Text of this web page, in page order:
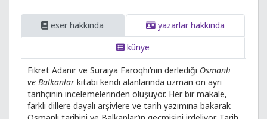
eser hakkında
yazarlar hakkında
künye
Fikret Adanır ve Suraiya Faroqhi’nin derlediği Osmanlı
ve Balkanlar kitabı kendi alanlarında uzman on ayrı
tarihçinin incelemelerinden oluşuyor. Her bir makale,
farklı dillere dayalı arşivlere ve tarih yazımına bakarak